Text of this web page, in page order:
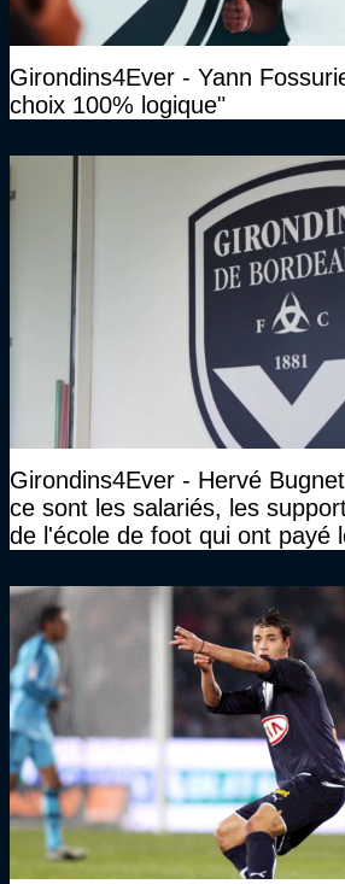
Girondins4Ever - Yann
choix 100% logique"
Girondins4Ever - Hervé
ce sont les salariés, les
de l'école de foot qui ont payé